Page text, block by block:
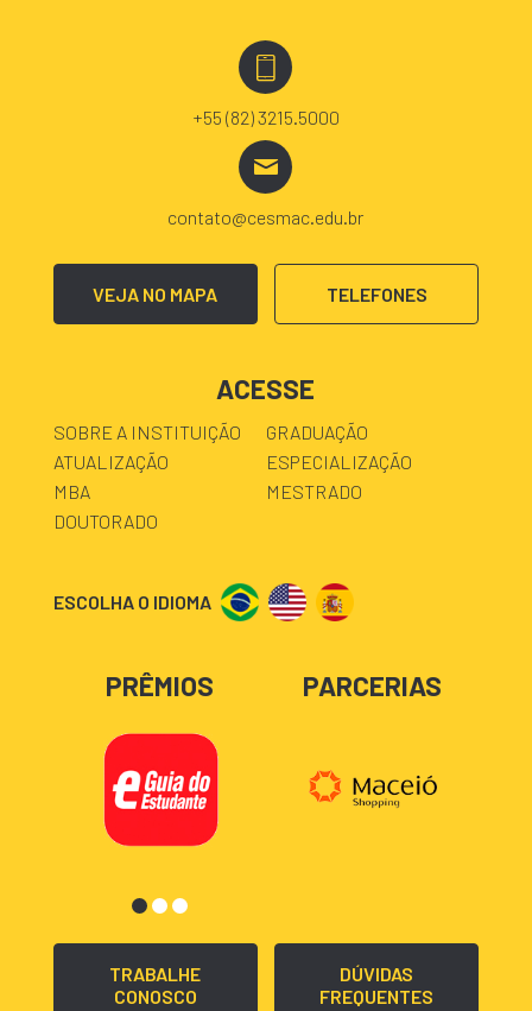
+55 (82) 3215.5000
contato@cesmac.edu.br
VEJA NO MAPA TELEFONES
ACESSE
SOBRE A INSTITUIÇÃO
GRADUAÇÃO
ATUALIZAÇÃO
ESPECIALIZAÇÃO
MBA
MESTRADO
DOUTORADO
ESCOLHA O IDIOMA
PRÊMIOS PARCERIAS
TRABALHE
CONOSCO
DÚVIDAS
FREQUENTES